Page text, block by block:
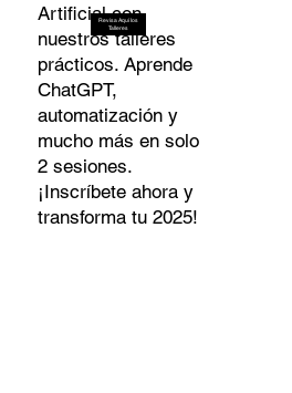
Artificial con
nuestros talleres
prácticos. Aprende
ChatGPT,
automatización y
mucho más en solo
2 sesiones.
¡Inscríbete ahora y
transforma tu 2025!
Revisa Aquí los
Talleres